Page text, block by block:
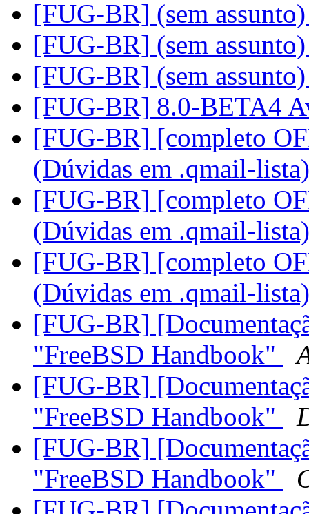
[FUG-BR] (sem
[FUG-BR] (sem
[FUG-BR] (sem
[FUG-BR] 8.0-BETA4
[FUG-BR] [completo
(Dúvidas em .qmail-
[FUG-BR] [completo
(Dúvidas em .qmail-
[FUG-BR] [completo
(Dúvidas em .qmail-
[FUG-BR]
"FreeBSD Handbook"
[FUG-BR]
"FreeBSD Handbook"
[FUG-BR]
"FreeBSD Handbook"